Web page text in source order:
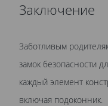
Заключение
Заботливым
замок безопасности
каждый элемент
включая подоконник.